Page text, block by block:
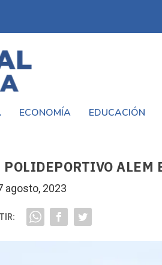
ECONOMÍA EDUCACIÓN
POLIDEPORTIVO ALEM
agosto, 2023